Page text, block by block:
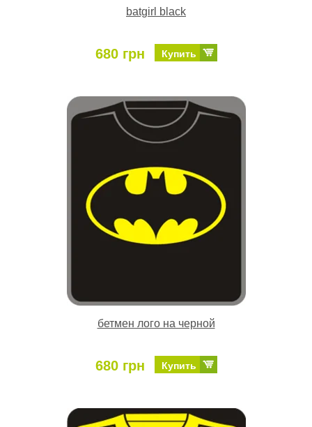
batgirl black
680 грн Купить
бетмен лого на черной
680 грн Купить